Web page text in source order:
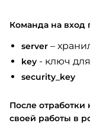
Команда на вход
server –
key - ключ
security_key
После отработки
своей работы в